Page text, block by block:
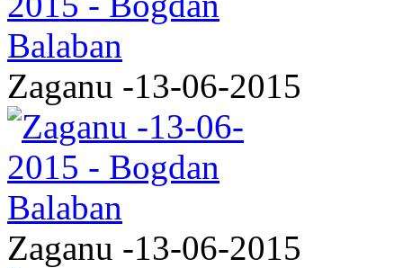
Zaganu -13-06-2015
Zaganu -13-06-2015